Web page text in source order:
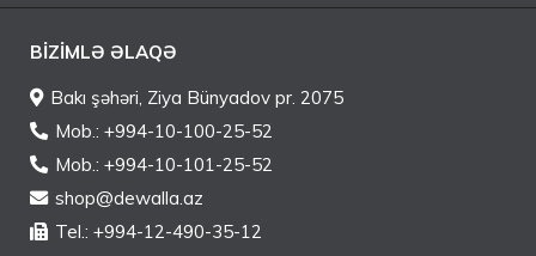
BIZIMLƏ ƏLAQƏ
Bakı şəhəri, Ziya Bünyadov pr. 2075
Mob.: +994-10-100-25-52
Mob.: +994-10-101-25-52
shop@dewalla.az
Tel.: +994-12-490-35-12